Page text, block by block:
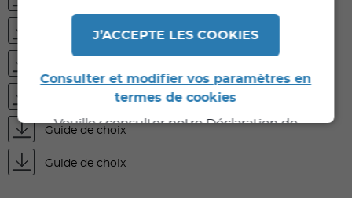
Guide de choix
Guide de choix
J’ACCEPTE LES COOKIES
Consulter et modifier vos paramètres en
termes de cookies
Veuillez consulter notre Déclaration de